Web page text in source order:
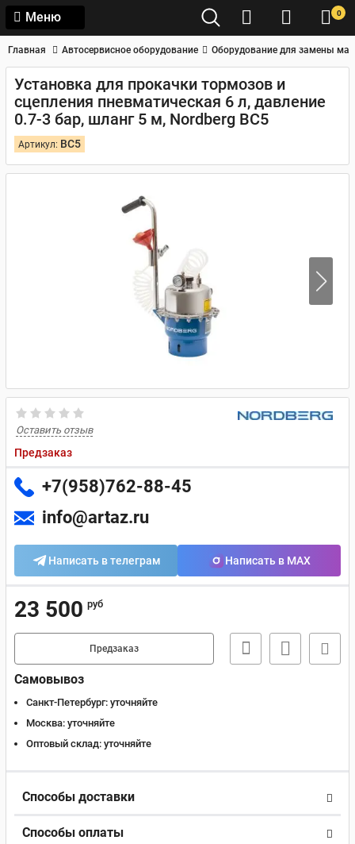
Меню 0
Главная Автосервисное оборудование Оборудование для замены
Установка для прокачки тормозов и
сцепления пневматическая 6 л, давление
0.7-3 бар, шланг 5 м, Nordberg BC5
Артикул: BC5
Оставить отзыв
Предзаказ
+7(958)762-88-45
info@artaz.ru
Написать в телеграм Написать в MAX
23 500 руб
Предзаказ
Самовывоз
Санкт-Петербург: уточняйте
Москва: уточняйте
Оптовый склад: уточняйте
Способы доставки
Способы оплаты